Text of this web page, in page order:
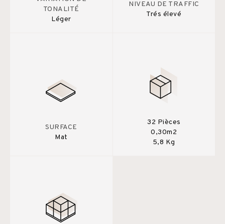
TONALITÉ
Léger
NIVEAU DE TRAFFIC
Trés élevé
SURFACE
Mat
32 Pièces
0,30m2
5,8 Kg